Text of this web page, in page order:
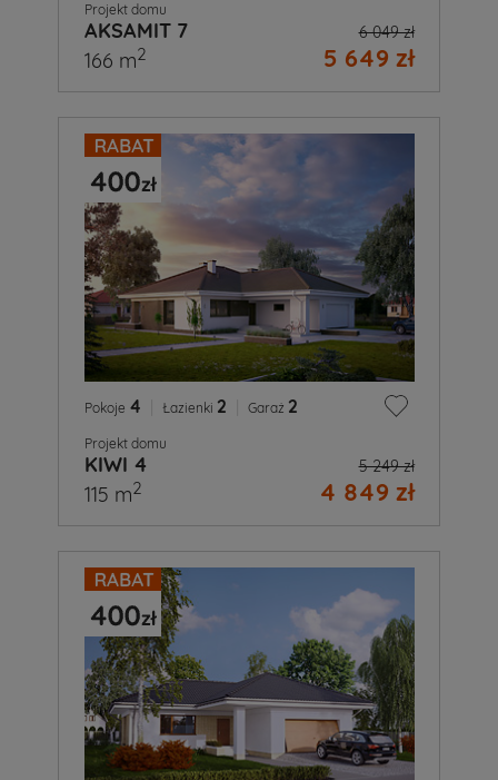
Projekt domu
AKSAMIT 7 6 049 zł
5 649 zł
166 m2
Pokoje 4 Łazienki 2 Garaż 2
Projekt domu
KIWI 4 5 249 zł
4 849 zł
115 m2